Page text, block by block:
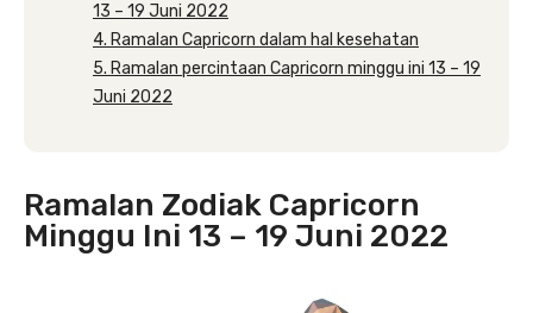
13 – 19 Juni 2022
4. Ramalan Capricorn dalam hal kesehatan
5. Ramalan percintaan Capricorn minggu ini 13 – 19
Juni 2022
Ramalan Zodiak Capricorn
Minggu Ini 13 – 19 Juni 2022